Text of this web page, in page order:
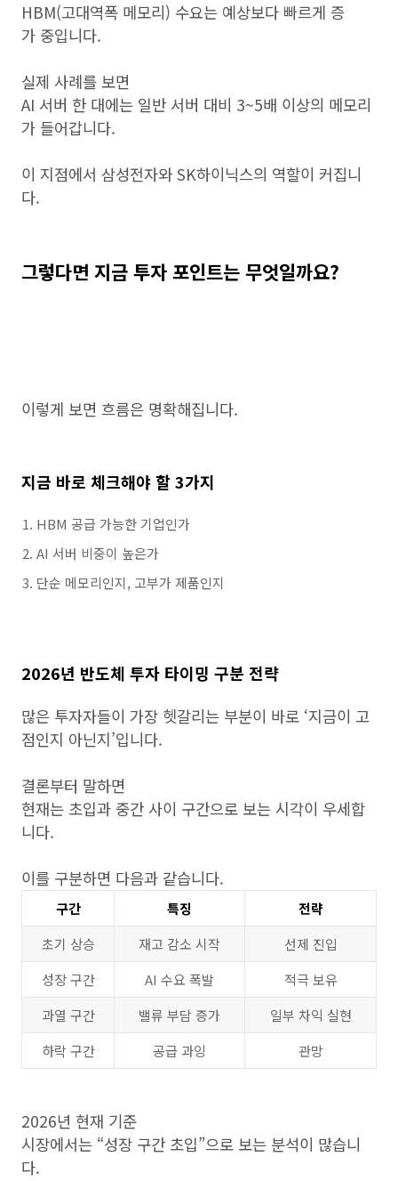
HBM(고대역폭 메모리) 수요는 예상보다 빠르게 증
가 중입니다.
실제 사례를 보면
AI 서버 한 대에는 일반 서버 대비 3~5배 이상의 메모리
가 들어갑니다.
이 지점에서 삼성전자와 SK하이닉스의 역할이 커집니
다.
그렇다면 지금 투자 포인트는 무엇일까요?
이렇게 보면 흐름은 명확해집니다.
지금 바로 체크해야 할 3가지
HBM 공급 가능한 기업인가
AI 서버 비중이 높은가
단순 메모리인지, 고부가 제품인지
2026년 반도체 투자 타이밍 구분 전략
많은 투자자들이 가장 헷갈리는 부분이 바로 ‘지금이 고
점인지 아닌지’입니다.
결론부터 말하면
현재는 초입과 중간 사이 구간으로 보는 시각이 우세합
니다.
이를 구분하면 다음과 같습니다.
구간 특징
전략
초기 상승
재고 감소 시작
선제 진입
성장 구간
AI 수요 폭발
적극 보유
과열 구간
밸류 부담 증가
일부 차익 실현
하락 구간
공급 과잉 관망
2026년 현재 기준
시장에서는 “성장 구간 초입”으로 보는 분석이 많습니
다.